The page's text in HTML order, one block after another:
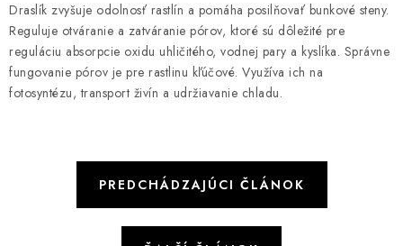
Draslík zvyšuje odolnosť rastlín a pomáha posilňovať bunkové steny.
Reguluje otváranie a zatváranie pórov, ktoré sú dôležité pre
reguláciu absorpcie oxidu uhličitého, vodnej pary a kyslíka. Správne
fungovanie pórov je pre rastlinu kľúčové. Využíva ich na
fotosyntézu, transport živín a udržiavanie chladu.
PREDCHÁDZAJÚCI ČLÁNOK